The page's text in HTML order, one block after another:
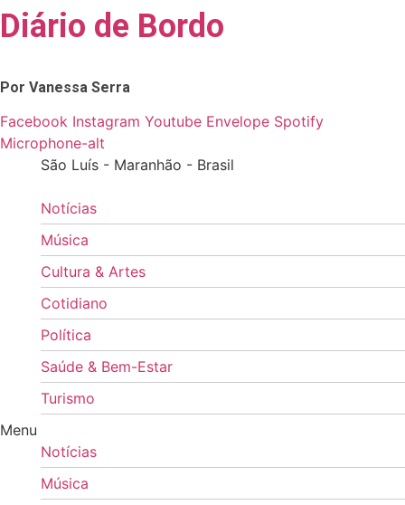
Skip
to
Diário de Bordo
Por Vanessa Serra
Facebook Instagram Youtube Envelope Spotify
Microphone-alt
São Luís - Maranhão - Brasil
Notícias
Música
Cultura & Artes
Cotidiano
Política
Saúde & Bem-Estar
Turismo
Menu
Notícias
Música